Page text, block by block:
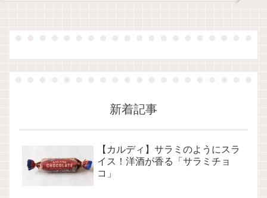
新着記事
【カルディ】サラミのようにスラ
イス！洋酒が香る「サラミチョ
コ」